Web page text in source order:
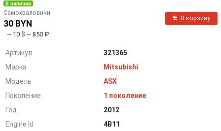
В наличии
Самохваловичи
30 BYN
~ 10 $ ~ 850 ₽
В корзину
Артикул
321365
Марка
Mitsubishi
Модель
ASX
Поколение
1 поколение
Год
2012
Engine Id
4B11